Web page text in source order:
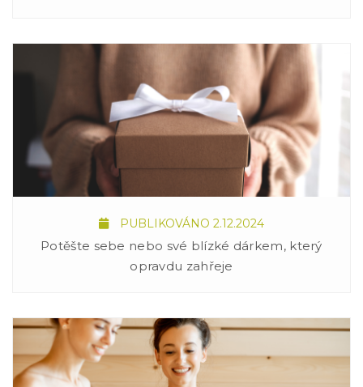
PUBLIKOVÁNO 2.12.2024
Potěšte sebe nebo své blízké dárkem, který
opravdu zahřeje